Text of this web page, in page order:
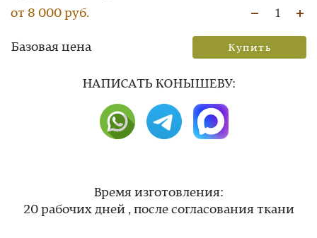
от 8 000 руб.
1
Базовая цена Купить
НAПИСАТЬ КОНЫШЕВУ:
Время изготовления:
20 рабочих дней , после согласования ткани